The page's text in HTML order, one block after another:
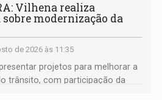
Vilhena realiza
modernização da
de 2026 às 11:35
projetos para melhorar a
trânsito, com participação da